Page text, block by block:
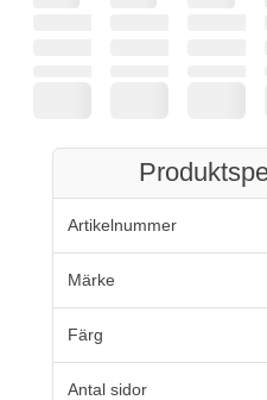
Artikelnummer
Märke
Färg
Antal sidor